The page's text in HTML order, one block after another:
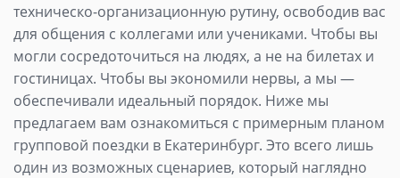
техническо-организационную рутину, освободив вас
для общения с коллегами или учениками. Чтобы вы
могли сосредоточиться на людях, а не на билетах и
гостиницах. Чтобы вы экономили нервы, а мы —
обеспечивали идеальный порядок. Ниже мы
предлагаем вам ознакомиться с примерным планом
групповой поездки в Екатеринбург. Это всего лишь
один из возможных сценариев, который наглядно